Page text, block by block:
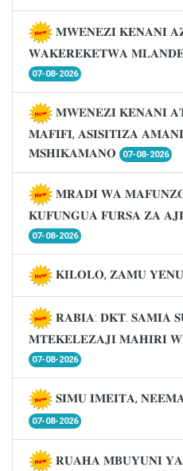
𝐌𝐖𝐄𝐍𝐄𝐙𝐈 𝐊𝐄𝐍𝐀𝐍𝐈
𝐖𝐀𝐊𝐄𝐑𝐄𝐊𝐄𝐓𝐖𝐀
07-08-2026
𝐌𝐖𝐄𝐍𝐄𝐙𝐈 𝐊𝐄𝐍𝐀𝐍𝐈
𝐌𝐀𝐅𝐈𝐅𝐈, 𝐀𝐒𝐈𝐒𝐈𝐓𝐈𝐙𝐀
𝐌𝐒𝐇𝐈𝐊𝐀𝐌𝐀𝐍𝐎
07-08-2026
𝐌𝐑𝐀𝐃𝐈 𝐖𝐀
𝐊𝐔𝐅𝐔𝐍𝐆𝐔𝐀 𝐅𝐔𝐑𝐒𝐀 𝐙𝐀
07-08-2026
𝐊𝐈𝐋𝐎𝐋𝐎, 𝐙𝐀𝐌𝐔 𝐘𝐄𝐍𝐔
𝐑𝐀𝐁𝐈𝐀: 𝐃𝐊𝐓. 𝐒𝐀𝐌𝐈𝐀
𝐌𝐓𝐄𝐊𝐄𝐋𝐄𝐙𝐀𝐉𝐈 𝐌𝐀𝐇𝐈𝐑𝐈
07-08-2026
𝐒𝐈𝐌𝐔 𝐈𝐌𝐄𝐈𝐓𝐀,
07-08-2026
𝐑𝐔𝐀𝐇𝐀 𝐌𝐁𝐔𝐘𝐔𝐍𝐈